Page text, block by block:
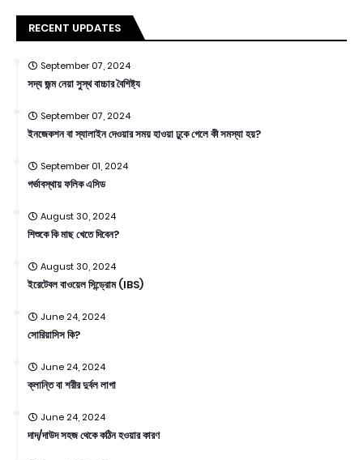
RECENT UPDATES
September 07, 2024
সদ্য জন্ম নেয়া সুস্থ বাচ্চার বৈশিষ্ট্য
September 07, 2024
ইনজেকশন বা স্যালাইন দেওয়ার সময় হাওয়া ঢুকে গেলে কী সমস্যা হয়?
September 01, 2024
গর্ভাবস্থায় ফলিক এসিড
August 30, 2024
শিশুকে কি মাছ খেতে দিবেন?
August 30, 2024
ইরেটেবল বাওয়েল সিন্ড্রোম (IBS)
June 24, 2024
সোরিয়াসিস কি?
June 24, 2024
ক্লান্তি বা শরীর দুর্বল লাগা
June 24, 2024
দাদ/দাউদ সহজ থেকে কঠিন হওয়ার কারণ